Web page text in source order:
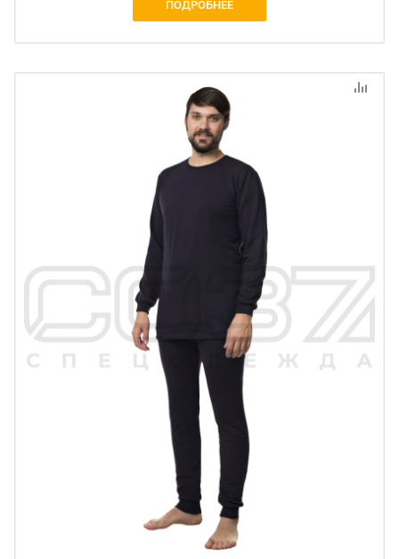
ПОДРОБНЕЕ